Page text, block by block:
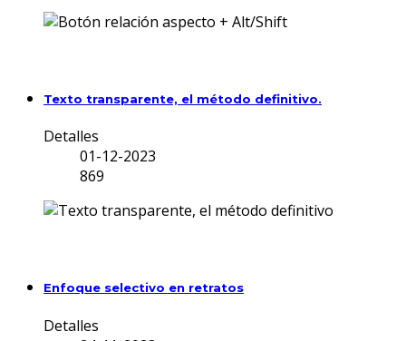
Texto transparente, el método definitivo.
Detalles
01-12-2023
869
Enfoque selectivo en retratos
Detalles